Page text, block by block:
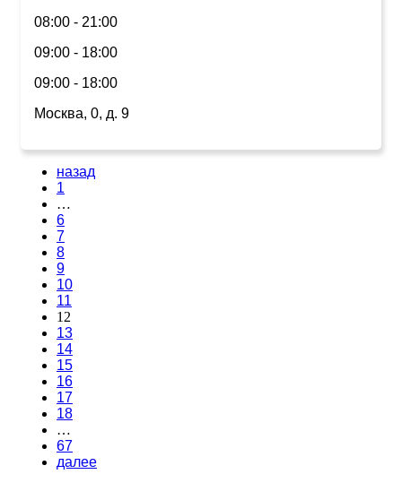
08:00 - 21:00
09:00 - 18:00
09:00 - 18:00
Москва, 0, д. 9
назад
1
…
6
7
8
9
10
11
12
13
14
15
16
17
18
…
67
далее